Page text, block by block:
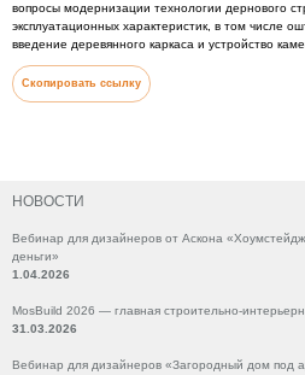
НОВОСТИ
Вебинар для дизайнеров от Аскона
деньги»
1.04.2026
MosBuild 2026 — главная строительно-
31.03.2026
Вебинар для дизайнеров «Загородный дом под
вопросы модернизации технологии дернового
эксплуатационных характеристик, в том числе
введение деревянного каркаса и устройство
Скопировать ссылку